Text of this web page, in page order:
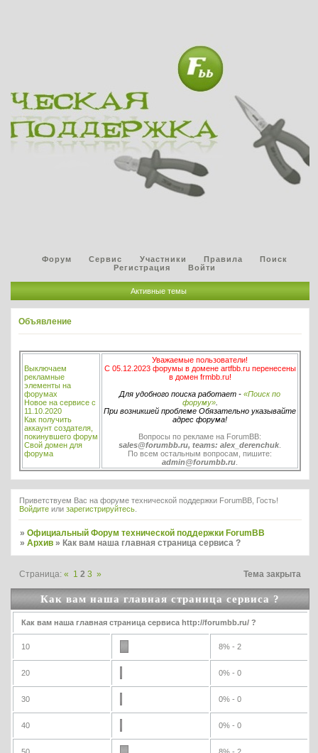
Форум Сервис Участники Правила
Поиск
Регистрация
Войти
Активные темы
Объявление
Выключаем
рекламные
элементы на
форумах
Новое на сервисе с
11.10.2020
Как получить
аккаунт создателя,
покинувшего форум
Свой домен для
форума
Уважаемые пользователи!
С 05.12.2023 форумы в домене artfbb.ru перенесены
в домен frmbb.ru!
Для удобного поиска работает - «Поиск по
форуму».
При возникшей проблеме Обязательно указывайте
адрес форума!
Вопросы по рекламе на ForumBB:
sales@forumbb.ru, teams: alex_derenchuk
По всем остальным вопросам, пишите:
admin@forumbb.ru
Приветствуем Вас на форуме технической поддержки ForumBB, Гость!
Войдите или зарегистрируйтесь
»Официальный Форум технической поддержки ForumBB
»Архив »Как вам наша главная страница сервиса ?
Как вам наша главная страница сервиса ?
Страница:« 1 2 3 » Тема закрыта
Как вам наша главная страница сервиса http://forumbb.ru/ ?
10 8% - 2
20 0% - 0
30 0% - 0
40 0% - 0